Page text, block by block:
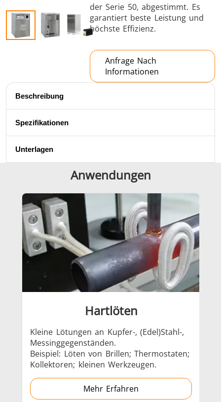
Schrumpfverbindung
Controller
Generatoren
Serie SH Heizkopf
Automotive Befestigung
Draht-
der Serie 50, abgestimmt. Es
garantiert beste Leistung und
höchste Effizienz.
Anfrage Nach
Informationen
Beschreibung
Spezifikationen
Unterlagen
Anwendungen
Hartlöten
Kleine Lötungen an Kupfer-, (Edel)Stahl-,
Messinggegenständen.
Beispiel: Löten von Brillen; Thermostaten;
Kollektoren; kleinen Werkzeugen.
Mehr Erfahren